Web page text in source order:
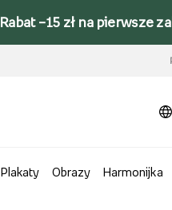
Rabat –15 zł na pierwsze
Plakaty Obrazy Harmonijka